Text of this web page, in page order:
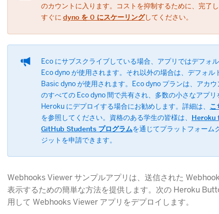
のカウントに入ります。コストを抑制するために、完了
すぐに dyno を 0 にスケーリング​してください。
Eco にサブスクライブしている場合、アプリではデフォ
Eco dyno が使用されます。それ以外の場合は、デフォル
Basic dyno が使用されます。Eco dyno プランは、アカウ
のすべての Eco dyno 間で共有され、多数の小さなアプリ
Heroku にデプロイする場合にお勧めします。詳細は、 こ
を参照してください。資格のある学生の皆様は、 Heroku
GitHub Students プログラムを通じてプラットフォーム
ジットを申請できます。
Webhooks Viewer サンプルアプリは、送信された
表示するための簡単な方法を提供します。次の Heroku
用して Webhooks Viewer アプリをデプロイします。